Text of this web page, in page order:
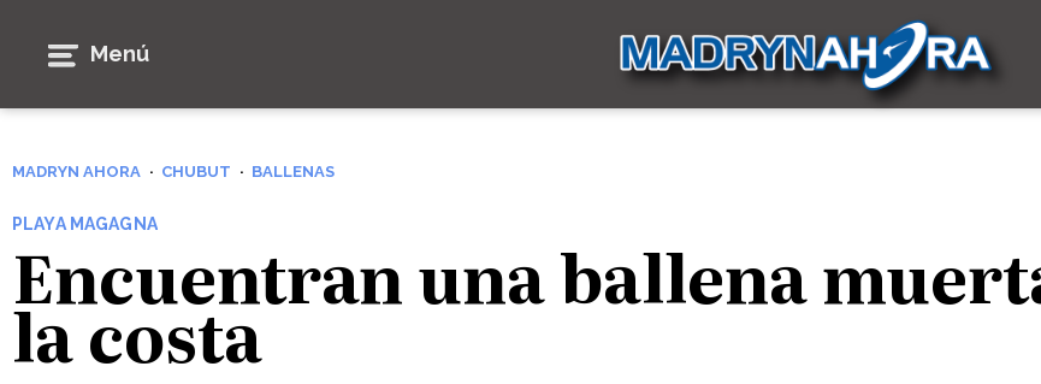
Menú
MADRYN AHORA CHUBUT BALLENAS
PLAYA MAGAGNA
Encuentran una ballena
la costa